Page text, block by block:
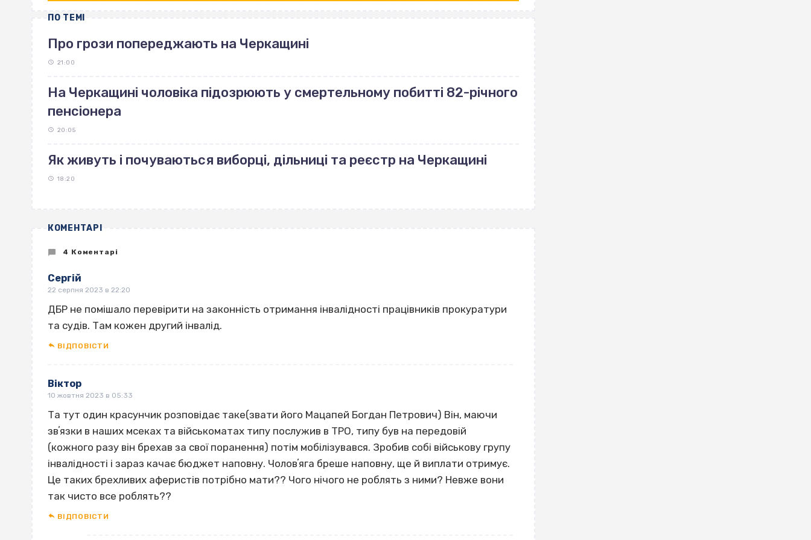
ПО ТЕМІ
Про грози попереджають на Черкащині
21:00
На Черкащині чоловіка підозрюють у смертельному побитті 82-річного
пенсіонера
20:05
Як живуть і почуваються виборці, дільниці та реєстр на Черкащині
18:20
КОМЕНТАРІ
4 Коментарі
Сергій
22 серпня 2023 в 22:20
ДБР не помішало перевірити на законність отримання інвалідності працівників прокуратури
та судів. Там кожен другий інвалід.
ВІДПОВІCТИ
Віктор
10 жовтня 2023 в 05:33
Та тут один красунчик розповідає таке(звати його Мацапей Богдан Петрович) Він, маючи
звʼязки в наших мсеках та військоматах типу послужив в ТРО, типу був на передовій
(кожного разу він брехав за свої поранення) потім мобілізувався. Зробив собі військову групу
інвалідності і зараз качає бюджет наповну. Чоловʼяга бреше наповну, ще й виплати отримує.
Це таких брехливих аферистів потрібно мати?? Чого нічого не роблять з ними? Невже вони
так чисто все роблять??
ВІДПОВІCТИ